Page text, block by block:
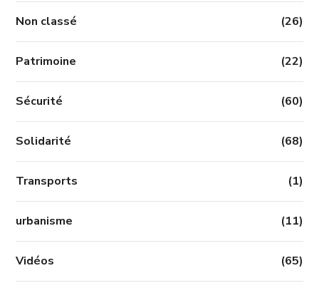
Non classé (26)
Patrimoine (22)
Sécurité (60)
Solidarité (68)
Transports (1)
urbanisme (11)
Vidéos (65)